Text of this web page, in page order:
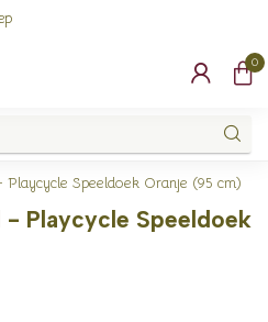
0
Speeldoek Oranje (95 cm)
Playcycle Speeldoek